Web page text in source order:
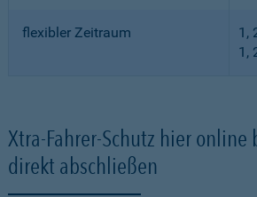
flexibler Zeitraum
1,
1,
Xtra-Fahrer-Schutz hier online
direkt abschließen